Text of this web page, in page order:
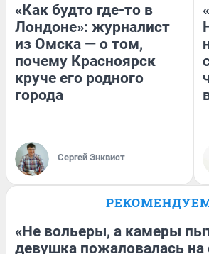
«Как будто где-то в
Лондоне»: журналист
из Омска — о том,
почему Красноярск
круче его родного
города
Сергей Энквист
«Не вольеры, а камеры
девушка пожаловалась на